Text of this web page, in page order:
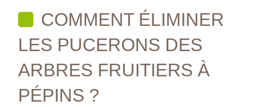
COMMENT ÉLIMINER
LES PUCERONS DES
ARBRES FRUITIERS À
PÉPINS ?